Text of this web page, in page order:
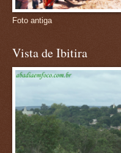
Foto antiga
Vista de Ibitira